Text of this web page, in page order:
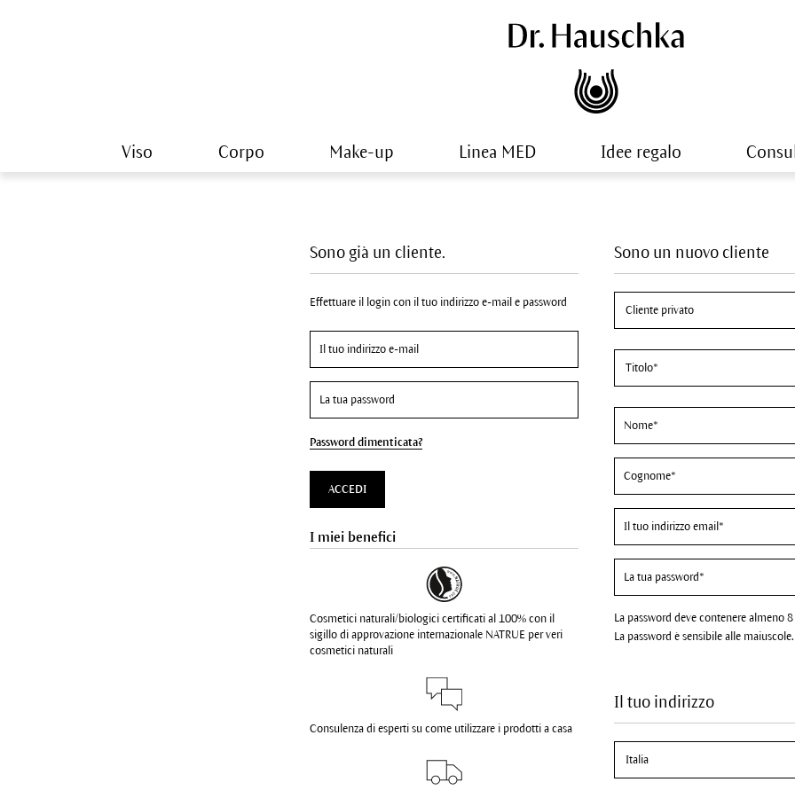
Viso Corpo Make-up Linea MED Idee regalo
Sono un nuovo cliente
La password deve contenere almeno
La password è sensibile alle maiuscole.
Il tuo indirizzo
Sono già un cliente.
Effettuare il login con il tuo indirizzo e-mail e password
Password dimenticata?
ACCEDI
I miei benefici
Cosmetici naturali/biologici certificati al 100% con il
sigillo di approvazione internazionale NATRUE per veri
cosmetici naturali
Consulenza di esperti su come utilizzare i prodotti a casa